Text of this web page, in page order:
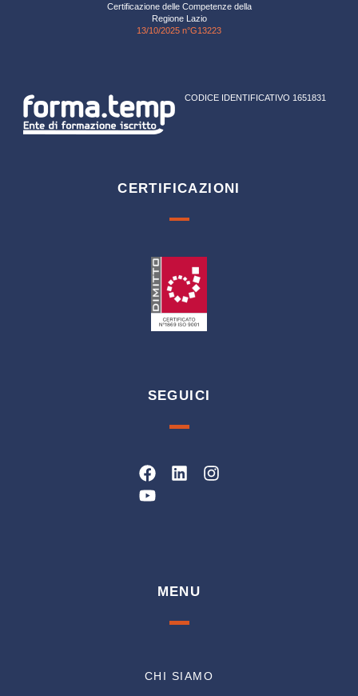
Certificazione delle Competenze della
Regione Lazio
13/10/2025 n°G13223
CODICE IDENTIFICATIVO 1651831
CERTIFICAZIONI
SEGUICI
Facebook
LinkedinInstagram
Youtube
MENU
CHI SIAMO